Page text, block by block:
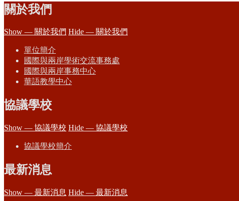
關於我們
Show — 關於我們 Hide — 關於我們
單位簡介
國際與兩岸學術交流事務處
國際與兩岸事務中心
華語教學中心
協議學校
Show — 協議學校 Hide — 協議學校
協議學校簡介
最新消息
Show — 最新消息 Hide — 最新消息